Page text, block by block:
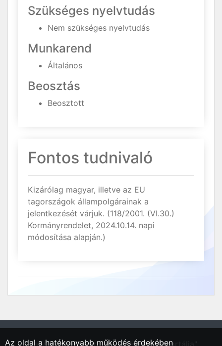
Szükséges nyelvtudás
Nem szükséges nyelvtudás
Munkarend
Általános
Beosztás
Beosztott
Fontos tudnivaló
Kizárólag magyar, illetve az EU
tagországok állampolgárainak a
jelentkezését várjuk. (118/2001. (VI.30.)
Kormányrendelet, 2024.10.14. napi
módosítása alapján.)
"Hatvan, Heves vármegyei régió állásportálja"
Az oldal a hatékonyabb működés érdekében